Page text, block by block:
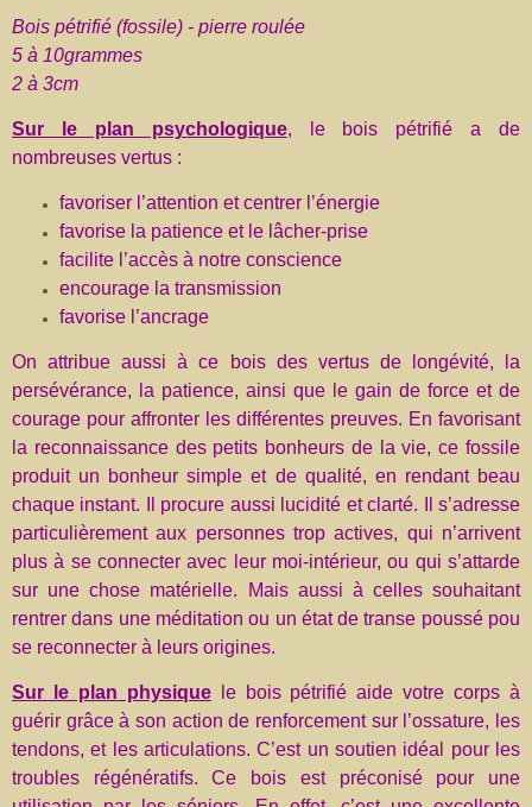
Bois pétrifié (fossile) - pierre roulée
5 à 10grammes
2 à 3cm
Sur le plan psychologique, le bois pétrifié a de
nombreuses vertus :
favoriser l’attention et centrer l’énergie
favorise la patience et le lâcher-prise
facilite l’accès à notre conscience
encourage la transmission
favorise l’ancrage
On attribue aussi à ce bois des vertus de longévité, la
persévérance, la patience, ainsi que le gain de force et de
courage pour affronter les différentes preuves. En favorisant
la reconnaissance des petits bonheurs de la vie, ce fossile
produit un bonheur simple et de qualité, en rendant beau
chaque instant. Il procure aussi lucidité et clarté. Il s’adresse
particulièrement aux personnes trop actives, qui n’arrivent
plus à se connecter avec leur moi-intérieur, ou qui s’attarde
sur une chose matérielle. Mais aussi à celles souhaitant
rentrer dans une méditation ou un état de transe poussé pou
se reconnecter à leurs origines.
Sur le plan physiquele bois pétrifié aide votre corps à
guérir grâce à son action de renforcement sur l’ossature, les
tendons, et les articulations. C’est un soutien idéal pour les
troubles régénératifs. Ce bois est préconisé pour une